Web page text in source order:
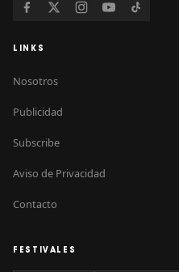
LINKS
Nosotros
Publicidad
Subscribe
Aviso de Privacidad
Contacto
FESTIVALES